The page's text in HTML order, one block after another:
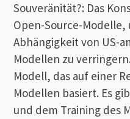
Souveränität?: Das
Open-Source-
Abhängigkeit von US-
Modellen zu
Modell, das auf einer
Modellen basiert. Es
und dem Training des